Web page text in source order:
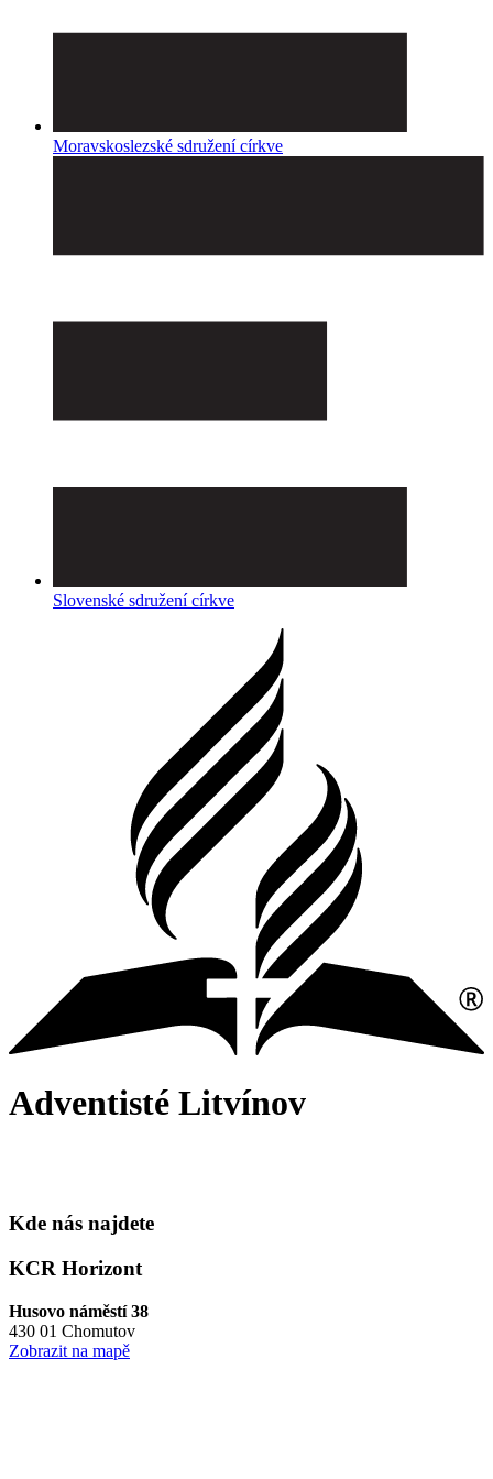
Moravskoslezské sdružení církve
Slovenské sdružení církve
Adventisté Litvínov
Kde nás najdete
KCR Horizont
Husovo náměstí 38
430 01 Chomutov
Zobrazit na mapě